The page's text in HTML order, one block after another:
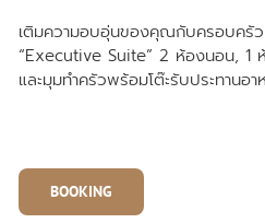
เติมความอบอุ่นของคุณกับครอบครัว
“Executive Suite” 2 ห้องนอน, 1
และมุมทำครัวพร้อมโต๊ะรับประทานอา
BOOKING